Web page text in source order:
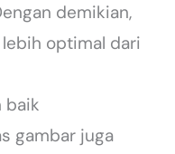
demikian,
optimal dari
baik
gambar juga